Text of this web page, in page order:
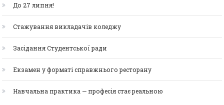
До 27 липня!
Стажування викладачів коледжу
Засідання Студентської ради
Екзамен у форматі справжнього ресторану
Навчальна практика — професія стає реальною